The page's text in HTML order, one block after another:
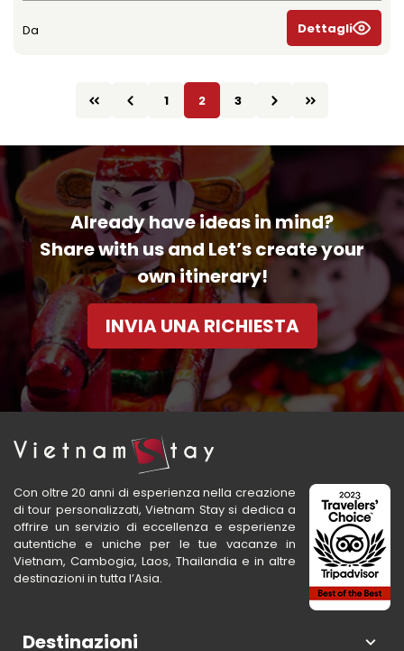
Da Dettagli
1 2 3
Already have ideas in mind?
Share with us and Let’s create your
own itinerary!
INVIA UNA RICHIESTA
Con oltre 20 anni di esperienza nella creazione
di tour personalizzati, Vietnam Stay si dedica a
offrire un servizio di eccellenza e esperienze
autentiche e uniche per le tue vacanze in
Vietnam, Cambogia, Laos, Thailandia e in altre
destinazioni in tutta l’Asia.
Destinazioni